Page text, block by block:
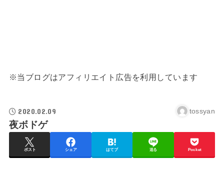
※当ブログはアフィリエイト広告を利用しています
2020.02.09 tossyan
夜ボドゲ
ポスト シェア はてブ 送る Pocket